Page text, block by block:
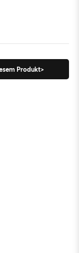
Produkt>